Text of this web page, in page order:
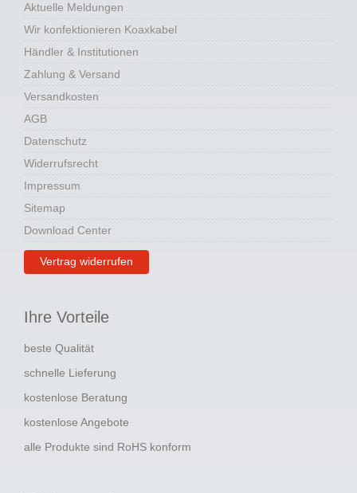
Aktuelle Meldungen
Wir konfektionieren Koaxkabel
Händler & Institutionen
Zahlung & Versand
Versandkosten
AGB
Datenschutz
Widerrufsrecht
Impressum
Sitemap
Download Center
Vertrag widerrufen
Ihre Vorteile
beste Qualität
schnelle Lieferung
kostenlose Beratung
kostenlose Angebote
alle Produkte sind RoHS konform